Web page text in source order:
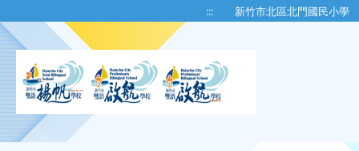
::: 新竹市北區北門國民小學